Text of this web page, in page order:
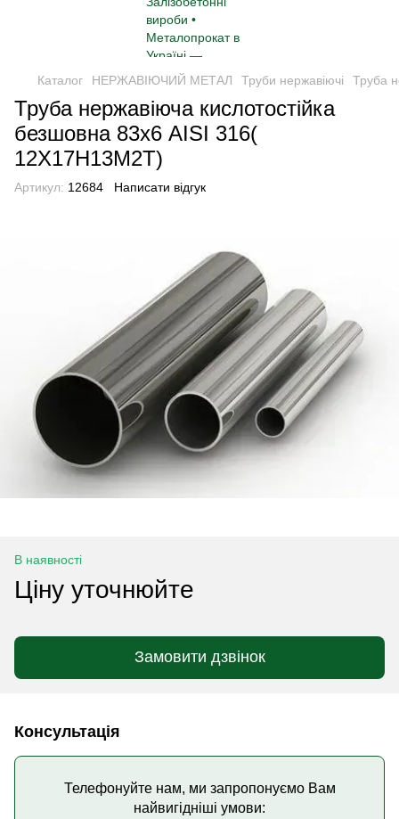
Каталог НЕРЖАВІЮЧИЙ МЕТАЛ Труби нержавіючі Труба
Труба нержавіюча кислотостійка
безшовна 83х6 AISI 316(
12Х17Н13М2Т)
Артикул: 12684 Написати відгук
В наявності
Ціну уточнюйте
Замовити дзвінок
Консультація
Телефонуйте нам, ми запропонуємо Вам
найвигідніші умови: